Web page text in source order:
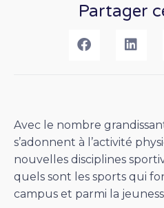
Partager
Avec le nombre
s’adonnent à l’activité
nouvelles disciplines
quels sont les sports qui
campus et parmi la